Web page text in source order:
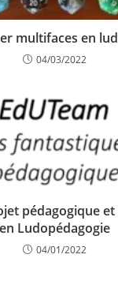
multifaces en
04/03/2022
pédagogique
en Ludopédagogie
04/01/2022